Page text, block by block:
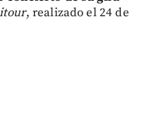
, realizado el 24 de